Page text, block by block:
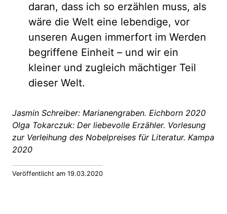
daran, dass ich so erzählen muss, als
wäre die Welt eine lebendige, vor
unseren Augen immerfort im Werden
begriffene Einheit – und wir ein
kleiner und zugleich mächtiger Teil
dieser Welt.
Jasmin Schreiber: Marianengraben. Eichborn 2020
Olga Tokarczuk: Der liebevolle Erzähler. Vorlesung
zur Verleihung des Nobelpreises für Literatur. Kampa
2020
Veröffentlicht am 19.03.2020